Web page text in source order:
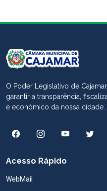
O Poder Legislativo de
garantir a transparência,
e econômico da nossa cidade.
Acesso Rápido
WebMail